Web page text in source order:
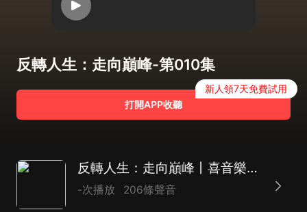
反轉人生：走向巔峰-第010集
打開APP收聽
新人領7天免費試用
反轉人生：走向巔峰丨喜音樂怡演播【多播】重生丨逆襲丨復仇
-次播放 206條聲音